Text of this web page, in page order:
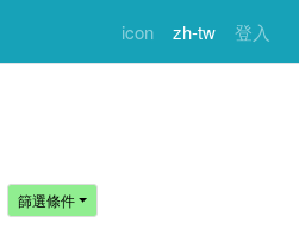
icon zh-tw 登入
篩選條件